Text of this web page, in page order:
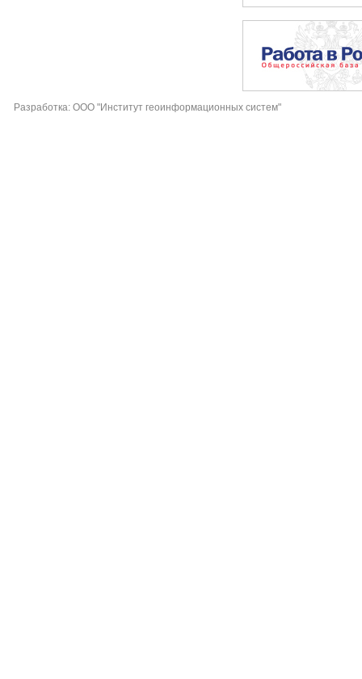
Разработка: ООО "Институт геоинформационных систем"